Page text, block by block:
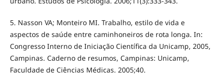
5. Nasson VA; Monteiro MI. Trabalho, estilo de vida e
aspectos de saúde entre caminhoneiros de rota longa. In:
Congresso Interno de Iniciação Científica da Unicamp, 2005,
Campinas. Caderno de resumos, Campinas: Unicamp,
Faculdade de Ciências Médicas. 2005;40.